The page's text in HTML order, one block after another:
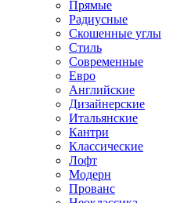
Прямые
Радиусные
Скошенные углы
Стиль
Современные
Евро
Английские
Дизайнерские
Итальянские
Кантри
Классические
Лофт
Модерн
Прованс